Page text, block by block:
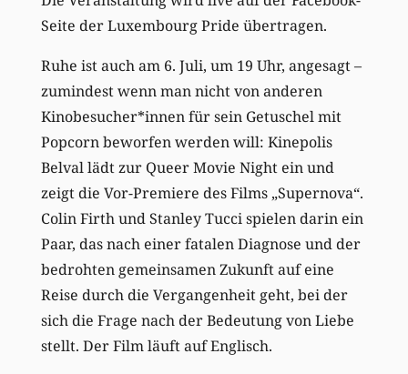
Seite der Luxembourg Pride übertragen.
Ruhe ist auch am 6. Juli, um 19 Uhr, angesagt –
zumindest wenn man nicht von anderen
Kinobesucher*innen für sein Getuschel mit
Popcorn beworfen werden will: Kinepolis
Belval lädt zur Queer Movie Night ein und
zeigt die Vor-Premiere des Films „Supernova“.
Colin Firth und Stanley Tucci spielen darin ein
Paar, das nach einer fatalen Diagnose und der
bedrohten gemeinsamen Zukunft auf eine
Reise durch die Vergangenheit geht, bei der
sich die Frage nach der Bedeutung von Liebe
stellt. Der Film läuft auf Englisch.